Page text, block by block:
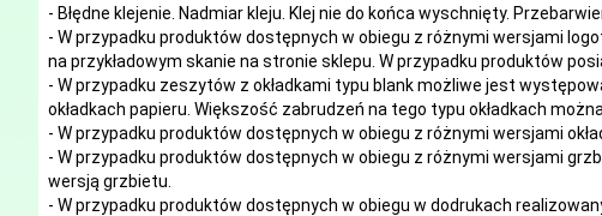
- Błędne klejenie. Nadmiar kleju. Klej nie do końca wyschnięty.
- W przypadku produktów dostępnych w obiegu z różnymi wersjami
na przykładowym skanie na stronie sklepu. W przypadku produktów
- W przypadku zeszytów z okładkami typu blank możliwe jest
okładkach papieru. Większość zabrudzeń na tego typu okładkach
- W przypadku produktów dostępnych w obiegu z różnymi wersjami
- W przypadku produktów dostępnych w obiegu z różnymi wersjami
wersją grzbietu.
- W przypadku produktów dostępnych w obiegu w dodrukach